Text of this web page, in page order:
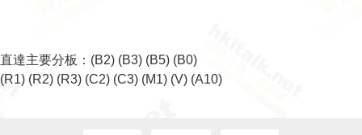
直達主要分板： (B2) (B3) (B5) (B0)
(R1) (R2) (R3) (C2) (C3) (M1) (V) (A10)